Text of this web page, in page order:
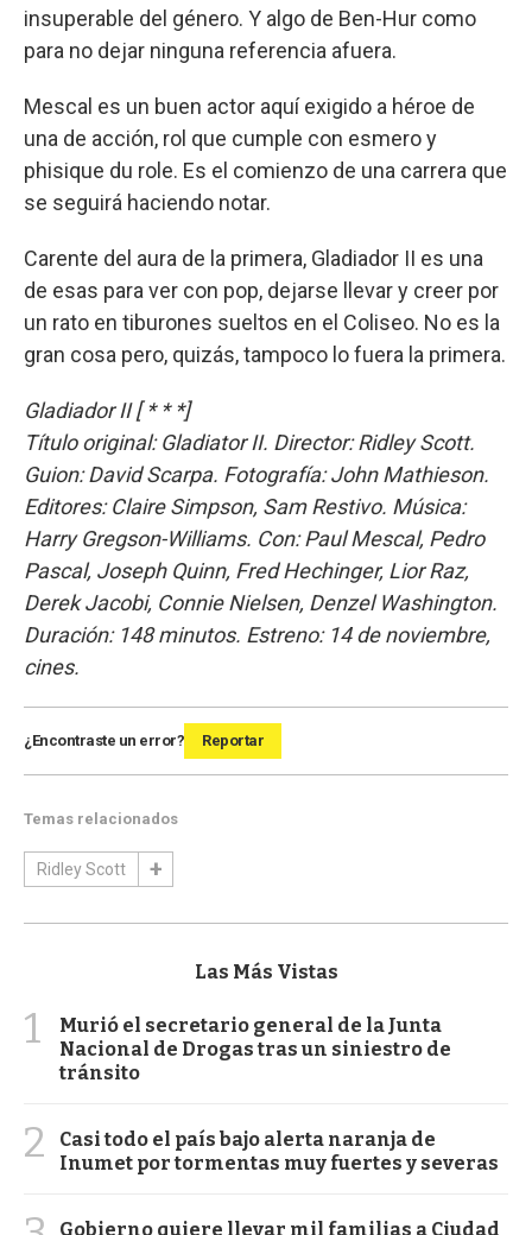
insuperable del género. Y algo de Ben-Hur como
para no dejar ninguna referencia afuera.
Mescal es un buen actor aquí exigido a héroe de
una de acción, rol que cumple con esmero y
phisique du role. Es el comienzo de una carrera que
se seguirá haciendo notar.
Carente del aura de la primera, Gladiador II es una
de esas para ver con pop, dejarse llevar y creer por
un rato en tiburones sueltos en el Coliseo. No es la
gran cosa pero, quizás, tampoco lo fuera la primera.
Gladiador II [ * * *]
Título original: Gladiator II. Director: Ridley Scott.
Guion: David Scarpa. Fotografía: John Mathieson.
Editores: Claire Simpson, Sam Restivo. Música:
Harry Gregson-Williams. Con: Paul Mescal, Pedro
Pascal, Joseph Quinn, Fred Hechinger, Lior Raz,
Derek Jacobi, Connie Nielsen, Denzel Washington.
Duración: 148 minutos. Estreno: 14 de noviembre,
cines.
¿Encontraste un error? Reportar
Temas relacionados
Ridley Scott
Las Más Vistas
1
Murió el secretario general de la Junta
Nacional de Drogas tras un siniestro de
tránsito
2
Casi todo el país bajo alerta naranja de
Inumet por tormentas muy fuertes y severas
Gobierno quiere llevar mil familias a Ciudad